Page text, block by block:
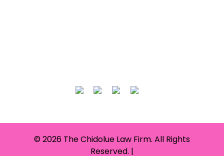
© 2026 The Chidolue Law Firm. All Rights
Reserved. |